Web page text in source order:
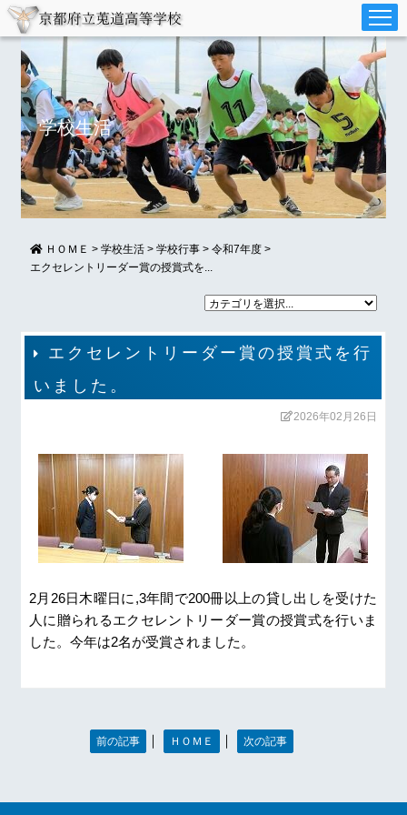
学校生活
ＨＯＭＥ > 学校生活 > 学校行事 > 令和7年度 >
エクセレントリーダー賞の授賞式を...
エクセレントリーダー賞の授賞式を行
いました。
2026年02月26日
2月26日木曜日に,3年間で200冊以上の貸し出しを受けた
人に贈られるエクセレントリーダー賞の授賞式を行いま
した。今年は2名が受賞されました。
前の記事 ｜ ＨＯＭＥ ｜ 次の記事